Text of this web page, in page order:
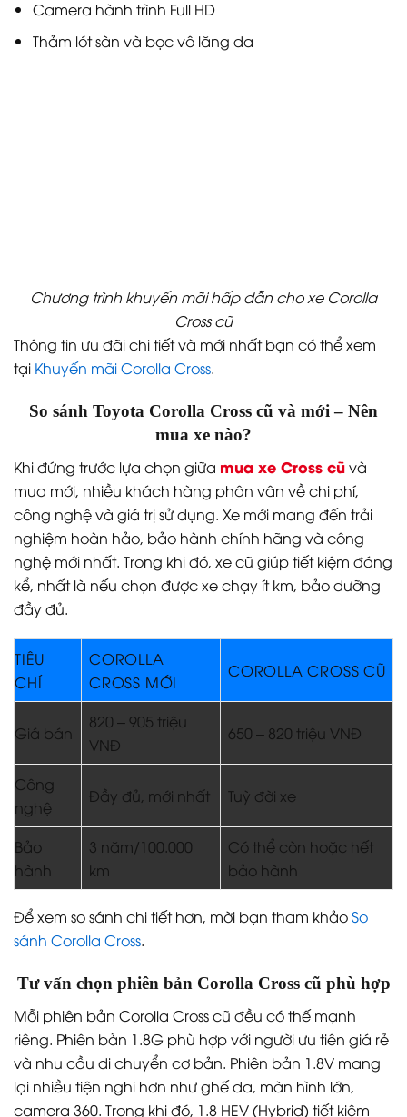
Camera hành trình Full HD
Thảm lót sàn và bọc vô lăng da
Chương trình khuyến mãi hấp dẫn cho xe Corolla
Cross cũ
Thông tin ưu đãi chi tiết và mới nhất bạn có thể xem
tại Khuyến mãi Corolla Cross.
So sánh Toyota Corolla Cross cũ và mới – Nên
mua xe nào?
Khi đứng trước lựa chọn giữa mua xe Cross cũvà
mua mới, nhiều khách hàng phân vân về chi phí,
công nghệ và giá trị sử dụng. Xe mới mang đến trải
nghiệm hoàn hảo, bảo hành chính hãng và công
nghệ mới nhất. Trong khi đó, xe cũ giúp tiết kiệm đáng
kể, nhất là nếu chọn được xe chạy ít km, bảo dưỡng
đầy đủ.
TIÊU
CHÍ
COROLLA
CROSS MỚI
COROLLA CROSS CŨ
Giá bán
820 – 905 triệu
VNĐ
650 – 820 triệu VNĐ
Công
nghệ
Đầy đủ, mới nhất Tuỳ đời xe
Bảo
hành
3 năm/100.000
km
Có thể còn hoặc hết
bảo hành
Để xem so sánh chi tiết hơn, mời bạn tham khảoSo
sánh Corolla Cross.
Tư vấn chọn phiên bản Corolla Cross cũ phù hợp
Mỗi phiên bản Corolla Cross cũ đều có thế mạnh
riêng. Phiên bản 1.8G phù hợp với người ưu tiên giá rẻ
và nhu cầu di chuyển cơ bản. Phiên bản 1.8V mang
lại nhiều tiện nghi hơn như ghế da, màn hình lớn,
camera 360. Trong khi đó, 1.8 HEV (Hybrid) tiết kiệm